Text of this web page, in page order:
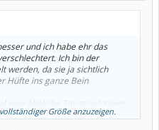
und ich habe ehr das
Ich bin der
werden, da sie ja sichtlich
Hüfte ins ganze Bein
eine ähnliche Situation? Könnt
Größe anzuzeigen.